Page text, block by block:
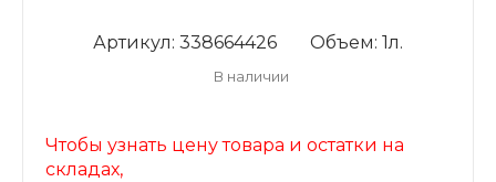
Артикул: 338664426 Объем: 1л.
В наличии
Чтобы узнать цену товара и остатки на
складах,